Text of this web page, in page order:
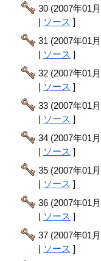
30 (2007年01
| ソース ]
31 (2007年01
| ソース ]
32 (2007年01
| ソース ]
33 (2007年01
| ソース ]
34 (2007年01
| ソース ]
35 (2007年01
| ソース ]
36 (2007年01
| ソース ]
37 (2007年01
| ソース ]